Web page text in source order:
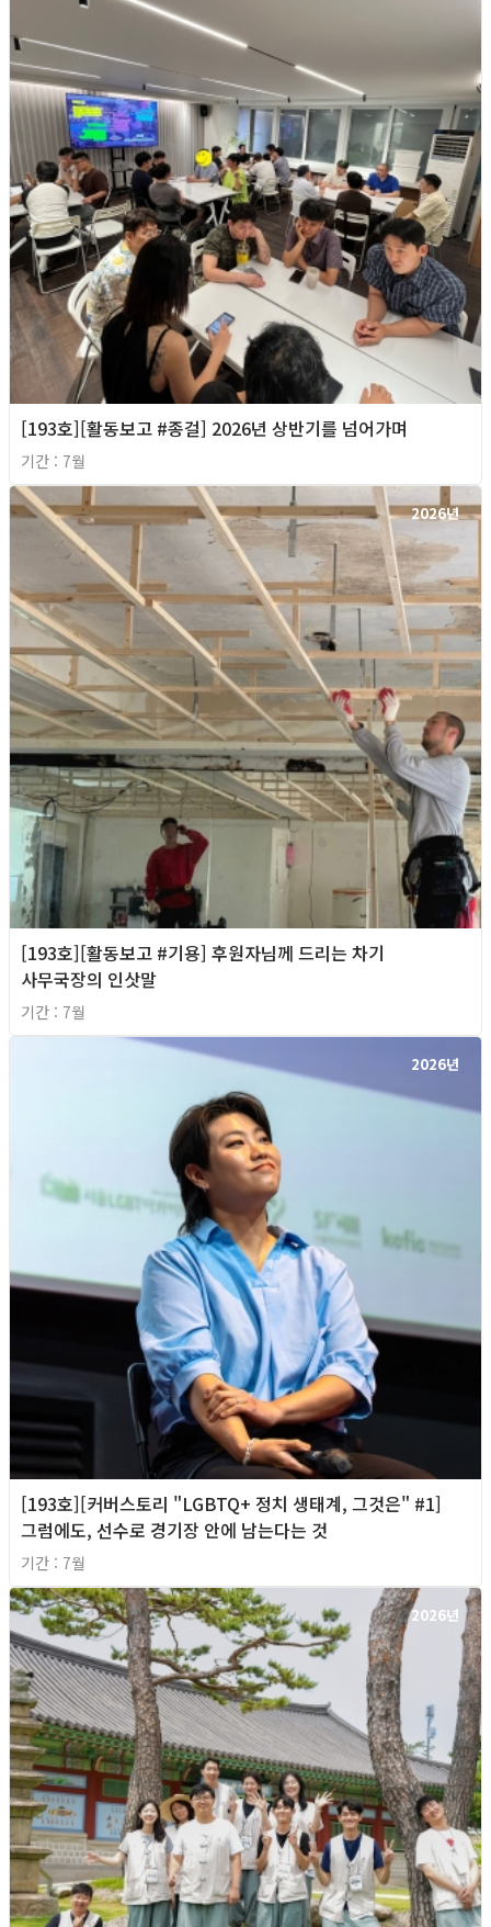
[193호][활동보고 #종걸] 2026년 상반기를 넘어가며
기간 : 7월
2026년
[193호][활동보고 #기용] 후원자님께 드리는 차기
사무국장의 인삿말
기간 : 7월
2026년
[193호][커버스토리 "LGBTQ+ 정치 생태계, 그것은" #1]
그럼에도, 선수로 경기장 안에 남는다는 것
기간 : 7월
2026년